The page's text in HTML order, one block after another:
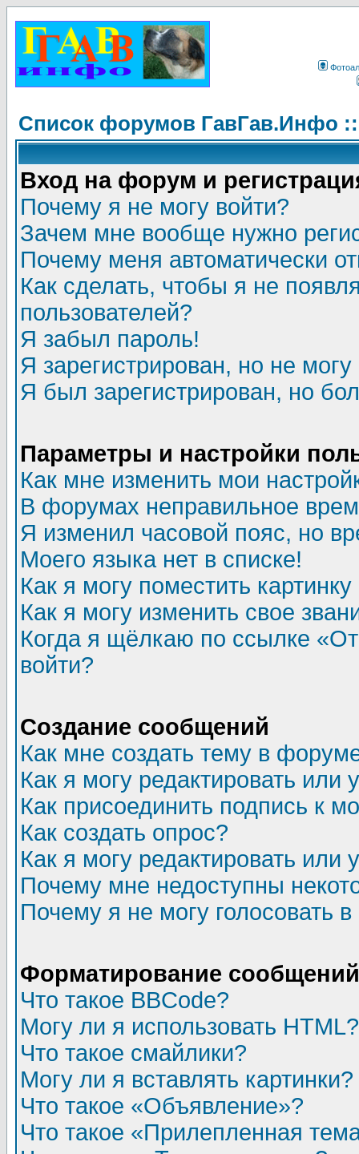
Список форумов ГавГав.Инфо
Вход на форум и
Почему я не могу войти?
Зачем мне вообще нужно
Почему меня автоматически
Как сделать, чтобы я не
пользователей?
Я забыл пароль!
Я зарегистрирован, но не могу
Я был зарегистрирован, но
Параметры и настройки
Как мне изменить мои
В форумах неправильное
Я изменил часовой пояс, но
Моего языка нет в списке!
Как я могу поместить
Как я могу изменить свое
Когда я щёлкаю по ссылке
войти?
Создание сообщений
Как мне создать тему в
Как я могу редактировать или
Как присоединить подпись к
Как создать опрос?
Как я могу редактировать или
Почему мне недоступны
Почему я не могу голосовать
Форматирование
Что такое BBCode?
Могу ли я использовать HTML?
Что такое смайлики?
Могу ли я вставлять картинки?
Что такое «Объявление»?
Что такое «Прилепленная